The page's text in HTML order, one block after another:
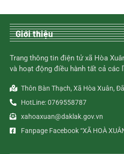
Giới thiệu
Trang thông tin điện tử xã Hòa
và hoạt động điều hành tất cả các
Thôn Bàn Thạch, Xã Hòa Xuân,
HotLine: 0769558787
xahoaxuan@daklak.gov.vn
Fanpage Facebook “XÃ HOÀ